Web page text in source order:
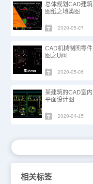
总体规划CAD建筑
图纸之地类图
2020-05-07
CAD机械制图零件
图之U阀
2020-05-06
某建筑的CAD室内
平面设计图
2020-04-15
相关标签